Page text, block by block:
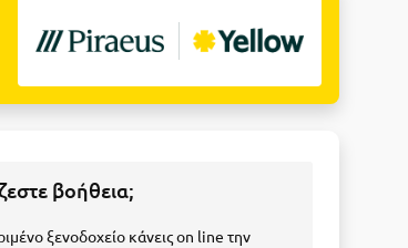
βοήθεια;
ξενοδοχείο κάνεις on line την